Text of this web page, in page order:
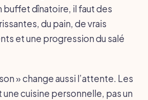
buffet dînatoire, il faut des
du pain, de vrais
et une progression du salé
» change aussi l’attente. Les
cuisine personnelle, pas un